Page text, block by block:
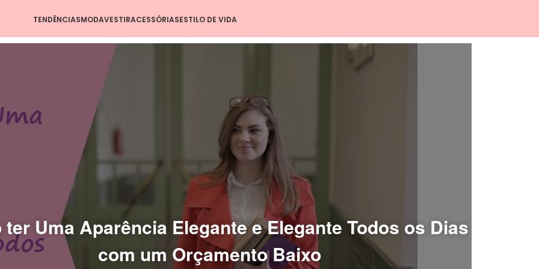
TENDÊNCIASMODAVESTIRACESSÓRIASESTILO DE VIDA
ter Uma Aparência Elegante e Elegante Todos os Dias
com um Orçamento Baixo